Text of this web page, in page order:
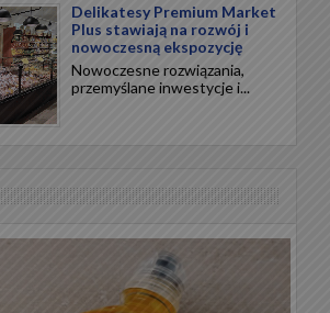
Delikatesy Premium Market
Plus stawiają na rozwój i
nowoczesną ekspozycję
Nowoczesne rozwiązania,
przemyślane inwestycje i...